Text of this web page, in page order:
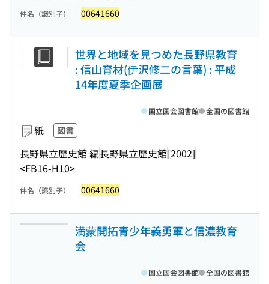
件名（識別子） 00641660
世界と地域を見つめた長野県教育
: 信山育材(伊沢修二の言葉) : 平成
14年度夏季企画展
紙 図書
長野県立歴史館 編長野県立歴史館[2002]
<FB16-H10>
国立国会図書館 全国の図書館
件名（識別子） 00641660
満蒙開拓青少年義勇軍と信濃教育
会
国立国会図書館 全国の図書館